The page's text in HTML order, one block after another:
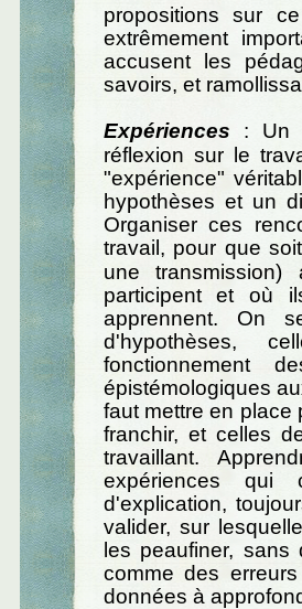
propositions sur
extrêmement
accusent les
savoirs, et
Expériences : Un
réflexion sur le
"expérience"
hypothèses et un
Organiser ces
travail, pour que
une
participent et où
apprennent. On
d'hypothèses,
fonctionnement
épistémologiques
faut mettre en place
franchir, et celles
travaillant.
expériences qui
d'explication,
valider, sur
les peaufiner, sans
comme des
données à